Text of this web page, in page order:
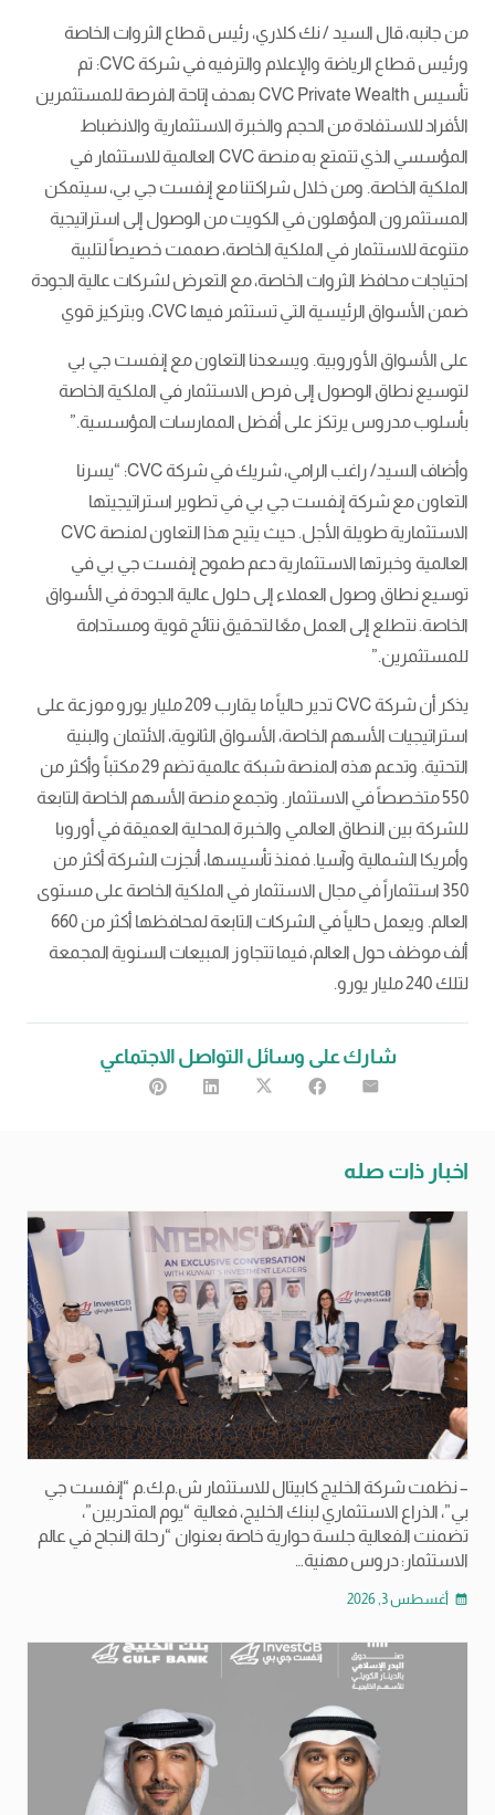
من جانبه، قال السيد / نك كلاري، رئيس قطاع الثروات الخاصة
ورئيس قطاع الرياضة والإعلام والترفيه في شركة CVC: تم
تأسيس CVC Private Wealth بهدف إتاحة الفرصة للمستثمرين
الأفراد للاستفادة من الحجم والخبرة الاستثمارية والانضباط
المؤسسي الذي تتمتع به منصة CVC العالمية للاستثمار في
الملكية الخاصة. ومن خلال شراكتنا مع إنفست جي بي، سيتمكن
المستثمرون المؤهلون في الكويت من الوصول إلى استراتيجية
متنوعة للاستثمار في الملكية الخاصة، صممت خصيصاً لتلبية
احتياجات محافظ الثروات الخاصة، مع التعرض لشركات عالية الجودة
ضمن الأسواق الرئيسية التي تستثمر فيها CVC، وبتركيز قوي
على الأسواق الأوروبية. ويسعدنا التعاون مع إنفست جي بي
لتوسيع نطاق الوصول إلى فرص الاستثمار في الملكية الخاصة
بأسلوب مدروس يرتكز على أفضل الممارسات المؤسسية.”
وأضاف السيد/ راغب الرامي، شريك في شركة CVC: “يسرنا
التعاون مع شركة إنفست جي بي في تطوير استراتيجيتها
الاستثمارية طويلة الأجل. حيث يتيح هذا التعاون لمنصة CVC
العالمية وخبرتها الاستثمارية دعم طموح إنفست جي بي في
توسيع نطاق وصول العملاء إلى حلول عالية الجودة في الأسواق
الخاصة. نتطلع إلى العمل معًا لتحقيق نتائج قوية ومستدامة
للمستثمرين.”
يذكر أن شركة CVC تدير حالياً ما يقارب 209 مليار يورو موزعة على
استراتيجيات الأسهم الخاصة، الأسواق الثانوية، الائتمان والبنية
التحتية. وتدعم هذه المنصة شبكة عالمية تضم 29 مكتباً وأكثر من
550 متخصصاً في الاستثمار. وتجمع منصة الأسهم الخاصة التابعة
للشركة بين النطاق العالمي والخبرة المحلية العميقة في أوروبا
وأمريكا الشمالية وآسيا. فمنذ تأسيسها، أنجزت الشركة أكثر من
350 استثماراً في مجال الاستثمار في الملكية الخاصة على مستوى
العالم. ويعمل حالياً في الشركات التابعة لمحافظها أكثر من 660
ألف موظف حول العالم، فيما تتجاوز المبيعات السنوية المجمعة
لتلك 240 مليار يورو.
شارك على وسائل التواصل الاجتماعي
اخبار ذات صله
– نظمت شركة الخليج كابيتال للاستثمار ش.م.ك.م “إنفست جي
بي”، الذراع الاستثماري لبنك الخليج، فعالية “يوم المتدربين”،
تضمنت الفعالية جلسة حوارية خاصة بعنوان “رحلة النجاح في عالم
الاستثمار: دروس مهنية…
calendar_month أغسطس 3, 2026